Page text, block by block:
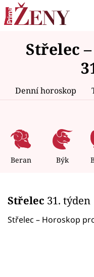
Trendy: Polabí
Zrádci
Témata
Celebrity
Seriály
Střelec
Denní horoskop
Beran Býk
Střelec 31. týden
Střelec – Horoskop